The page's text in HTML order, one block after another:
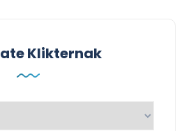
Klikternak